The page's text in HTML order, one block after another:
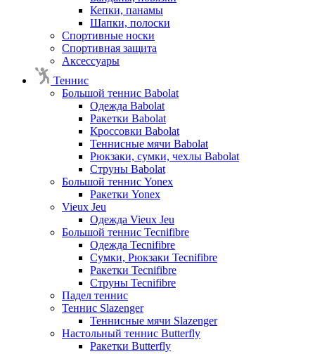
Кепки, панамы
Шапки, полоски
Спортивные носки
Спортивная защита
Аксессуары
Теннис
Большой теннис Babolat
Одежда Babolat
Ракетки Babolat
Кроссовки Babolat
Теннисные мячи Babolat
Рюкзаки, сумки, чехлы Babolat
Струны Babolat
Большой теннис Yonex
Ракетки Yonex
Vieux Jeu
Одежда Vieux Jeu
Большой теннис Tecnifibre
Одежда Tecnifibre
Сумки, Рюкзаки Tecnifibre
Ракетки Tecnifibre
Струны Tecnifibre
Падел теннис
Теннис Slazenger
Теннисные мячи Slazenger
Настольный теннис Butterfly
Ракетки Butterfly